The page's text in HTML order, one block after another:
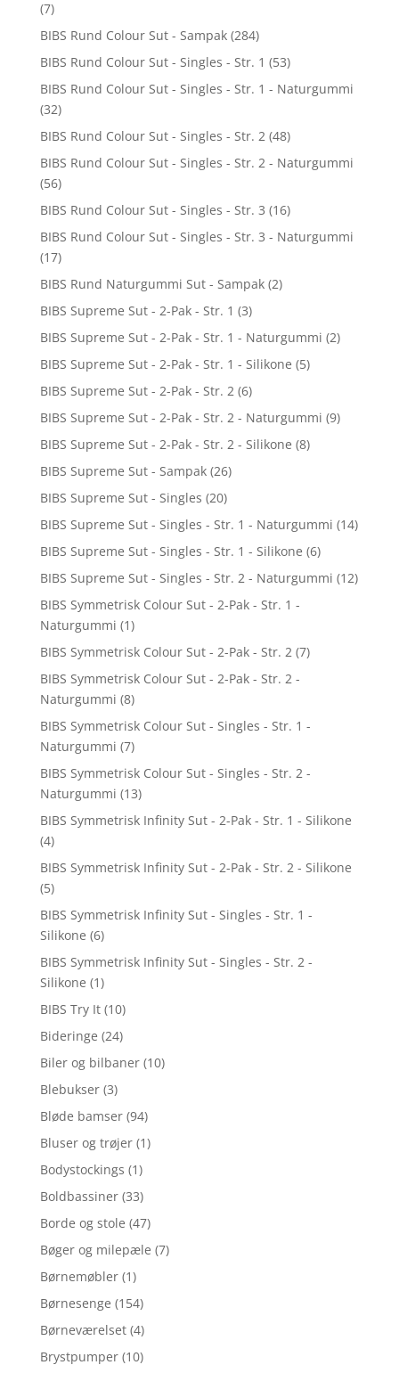
(7)
BIBS Rund Colour Sut - Sampak (284)
BIBS Rund Colour Sut - Singles - Str. 1 (53)
BIBS Rund Colour Sut - Singles - Str. 1 - Naturgummi
(32)
BIBS Rund Colour Sut - Singles - Str. 2 (48)
BIBS Rund Colour Sut - Singles - Str. 2 - Naturgummi
(56)
BIBS Rund Colour Sut - Singles - Str. 3 (16)
BIBS Rund Colour Sut - Singles - Str. 3 - Naturgummi
(17)
BIBS Rund Naturgummi Sut - Sampak (2)
BIBS Supreme Sut - 2-Pak - Str. 1 (3)
BIBS Supreme Sut - 2-Pak - Str. 1 - Naturgummi (2)
BIBS Supreme Sut - 2-Pak - Str. 1 - Silikone (5)
BIBS Supreme Sut - 2-Pak - Str. 2 (6)
BIBS Supreme Sut - 2-Pak - Str. 2 - Naturgummi (9)
BIBS Supreme Sut - 2-Pak - Str. 2 - Silikone (8)
BIBS Supreme Sut - Sampak (26)
BIBS Supreme Sut - Singles (20)
BIBS Supreme Sut - Singles - Str. 1 - Naturgummi (14)
BIBS Supreme Sut - Singles - Str. 1 - Silikone (6)
BIBS Supreme Sut - Singles - Str. 2 - Naturgummi (12)
BIBS Symmetrisk Colour Sut - 2-Pak - Str. 1 -
Naturgummi (1)
BIBS Symmetrisk Colour Sut - 2-Pak - Str. 2 (7)
BIBS Symmetrisk Colour Sut - 2-Pak - Str. 2 -
Naturgummi (8)
BIBS Symmetrisk Colour Sut - Singles - Str. 1 -
Naturgummi (7)
BIBS Symmetrisk Colour Sut - Singles - Str. 2 -
Naturgummi (13)
BIBS Symmetrisk Infinity Sut - 2-Pak - Str. 1 - Silikone
(4)
BIBS Symmetrisk Infinity Sut - 2-Pak - Str. 2 - Silikone
(5)
BIBS Symmetrisk Infinity Sut - Singles - Str. 1 -
Silikone (6)
BIBS Symmetrisk Infinity Sut - Singles - Str. 2 -
Silikone (1)
BIBS Try It (10)
Bideringe (24)
Biler og bilbaner (10)
Blebukser (3)
Bløde bamser (94)
Bluser og trøjer (1)
Bodystockings (1)
Boldbassiner (33)
Borde og stole (47)
Bøger og milepæle (7)
Børnemøbler (1)
Børnesenge (154)
Børneværelset (4)
Brystpumper (10)